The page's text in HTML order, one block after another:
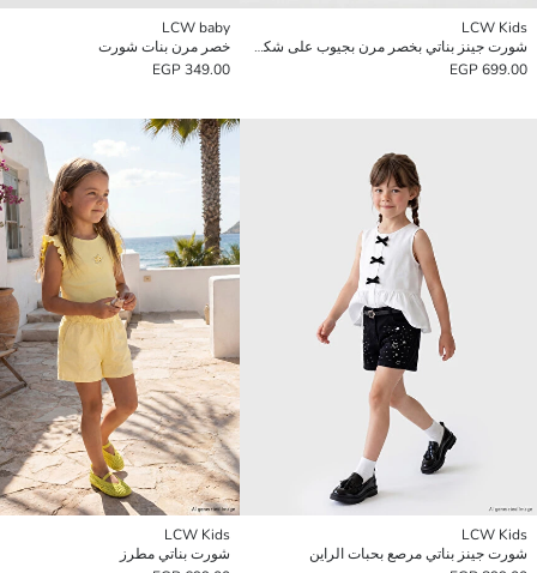
LCW Kids
شورت جينز بناتي بخصر مرن بجيوب على شكل قلب
699.00 EGP
LCW baby
خصر مرن بنات شورت
349.00 EGP
LCW Kids
شورت جينز بناتي مرصع بحبات الراين
LCW Kids
شورت بناتي مطرز